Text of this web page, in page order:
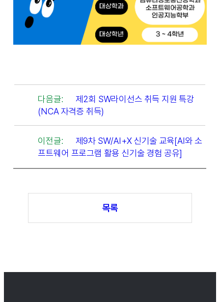
다음글:
제2회 SW라이선스 취득 지원 특강
(NCA 자격증 취득)
이전글:
제9차 SW/AI+X 신기술 교육[AI와 소
프트웨어 프로그램 활용 신기술 경험 공유]
목록